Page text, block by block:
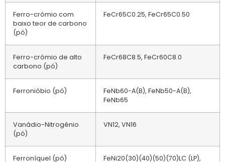
Ferro-crómio com
baixo teor de carbono
(pó)
FeCr65C0.25, FeCr65C0.50
Ferro-crómio de alto
carbono (pó)
FeCr68C8.5, FeCr60C8.0
Ferronióbio (pó)
FeNb60-A(B), FeNb50-A(B),
FeNb65
Vanádio-Nitrogénio
(pó)
VN12, VN16
Ferroníquel (pó) FeNi20(30)(40)(50)(70)LC (LP),